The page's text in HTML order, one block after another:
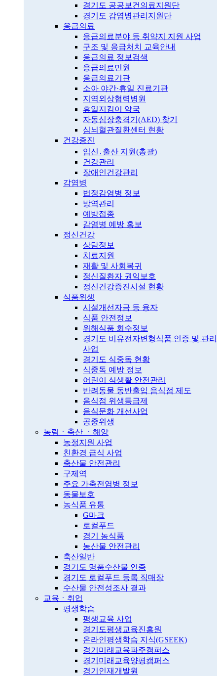
경기도 공공보건의료지원단
경기도 감염병관리지원단
응급의료
응급의료분야 등 취약지 지원 사업
구조 및 응급처치 교육안내
응급의료 정보검색
응급의료민원
응급의료기관
소아 야간·휴일 진료기관
지역외상협력병원
휴일지킴이 약국
자동심장충격기(AED) 찾기
심뇌혈관질환센터 현황
건강증진
임신․출산 지원(총괄)
건강관리
장애인건강관리
감염병
법정감염병 정보
방역관리
예방접종
감염병 예방 홍보
정신건강
상담정보
치료지원
재활 및 사회복귀
정신질환자 권익보호
정신건강증진시설 현황
식품위생
시설개선자금 등 융자
식품 안전정보
위해식품 회수정보
경기도 비유전자변형식품 인증 및 관리
사업
경기도 식중독 현황
식중독 예방 정보
어린이 식생활 안전관리
반려동물 동반출입 음식점 제도
음식점 위생등급제
음식문화 개선사업
공중위생
농림ㆍ축산 ㆍ해양
농정지원 사업
친환경 급식 사업
축산물 안전관리
구제역
주요 가축전염병 정보
동물보호
농식품 유통
G마크
로컬푸드
경기 농식품
농산물 안전관리
축산일반
경기도 명품수산물 인증
경기도 로컬푸드 등록 직매장
수산물 안전성조사 결과
교육ㆍ취업
평생학습
평생교육 사업
경기도평생교육진흥원
온라인평생학습 지식(GSEEK)
경기미래교육파주캠퍼스
경기미래교육양평캠퍼스
경기인재개발원